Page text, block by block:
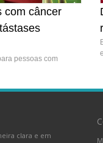
com câncer
pessoas com
clara e em